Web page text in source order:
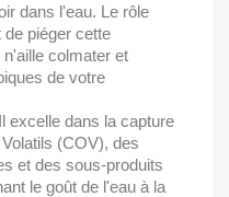
dans l'eau. Le rôle
piéger cette
colmater et
de votre
Il excelle dans la capture
(COV), des
et des sous-produits
le goût de l'eau à la